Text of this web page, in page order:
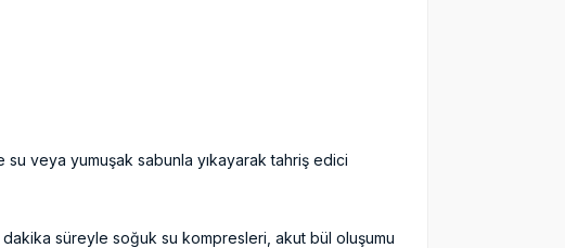
veya yumuşak sabunla yıkayarak tahriş edici
süreyle soğuk su kompresleri, akut bül oluşumu